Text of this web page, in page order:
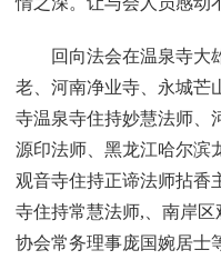
回向法会在温泉寺大雄
老、河南净业寺、永城芒
寺温泉寺住持妙慧法师、
源印法师、黑龙江哈尔滨
观音寺住持正谛法师拈香
寺住持常慧法师,、南岸
协会常务理事庞国婉居士